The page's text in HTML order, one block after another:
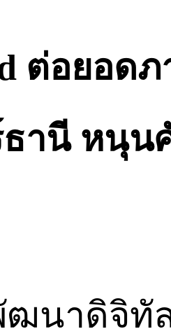
ต่อยอด
านี หนุน
นาดิจิทั